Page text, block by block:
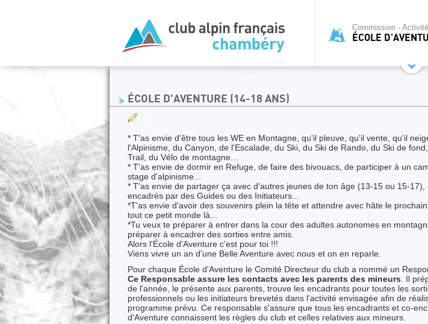
Commission - Activité
ÉCOLE
ÉCOLE D'AVENTURE (14-18 ANS)
Visibilité
* T'as envie d'être tous les WE en Montagne, qu'il pleuve, qu'il vente, qu'il
l'Alpinisme, du Canyon, de l'Escalade, du Ski, du Ski de Rando, du Ski de
Trail, du Vélo de montagne...
* T'as envie de dormir en Refuge, de faire des bivouacs, de participer à un
stage d'alpinisme...
* T'as envie de partager ça avec d'autres jeunes de ton âge (13-15 ou 15-17),
encadrés par des Guides ou des Initiateurs...
*T'as envie d'avoir des souvenirs plein la tête et attendre avec hâte le
tout ce petit monde là...
*Tu veux te préparer à entrer dans la cour des adultes autonomes en
préparer à encadrer des sorties entre amis.
Alors l'École d'Aventure c'est pour toi !!!
Viens vivre un an d'une Belle Aventure avec nous et on en reparle.
Pour chaque École d'Aventure le Comité Directeur du club a nommé un
Ce Responsable assure les contacts avec les parents des mineurs . Il
de l'année, le présente aux parents, trouve les encadrants pour toutes les
professionnels ou les initiateurs brevetés dans l'activité envisagée afin de
programme prévu. Ce responsable s'assure que tous les encadrants et co-
d'Aventure connaissent les règles du club et celles relatives aux mineurs.